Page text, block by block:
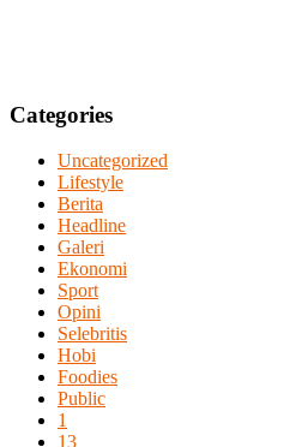
Categories
Uncategorized
Lifestyle
Berita
Headline
Galeri
Ekonomi
Sport
Opini
Selebritis
Hobi
Foodies
Public
1
13